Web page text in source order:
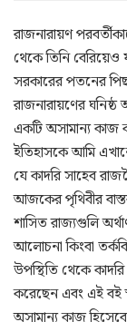
রাজনারায়ণ
থেকে তিনি
সরকারের পতনের
রাজনারায়ণের
একটি অসামান্য কাজ
ইতিহাসকে আমি
যে কাদরি সাহেব
আজকের পৃথিবীর
শাসিত রাজ্যগুলি
আলোচনা কিংবা
উপস্থিতি থেকে
করেছেন এবং এই বই